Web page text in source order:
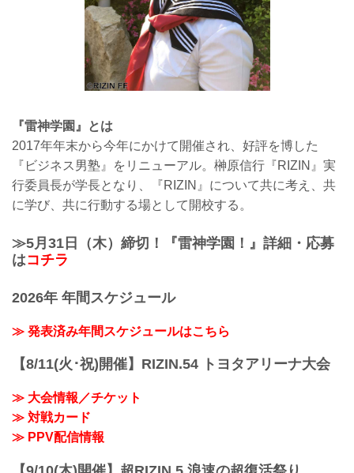
『雷神学園』とは
2017年年末から今年にかけて開催され、好評を博した
『ビジネス男塾』をリニューアル。榊原信行『RIZIN』実
行委員長が学長となり、『RIZIN』について共に考え、共
に学び、共に行動する場として開校する。
≫5月31日（木）締切！『雷神学園！』詳細・応募
はコチラ
2026年 年間スケジュール
≫ 発表済み年間スケジュールはこちら
【8/11(火･祝)開催】RIZIN.54 トヨタアリーナ大会
≫ 大会情報／チケット
≫ 対戦カード
≫ PPV配信情報